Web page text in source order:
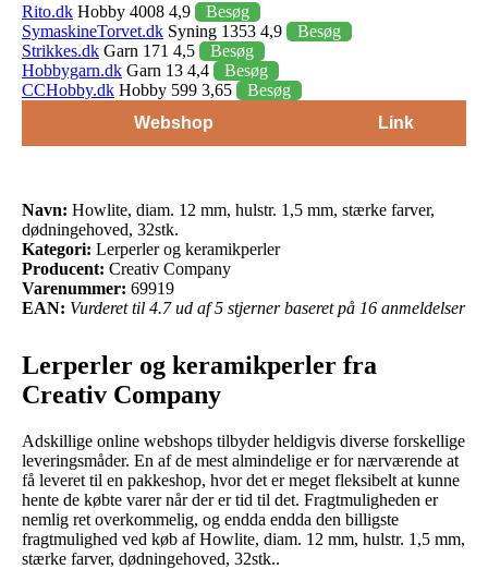
Rito.dk Hobby 4008 4,9
Besøg
SymaskineTorvet.dk Syning 1353 4,9
Besøg
Strikkes.dk Garn 171 4,5
Besøg
Hobbygarn.dk Garn 13 4,4
Besøg
CCHobby.dk Hobby 599 3,65
Besøg
Webshop
Link
Navn: Howlite, diam. 12 mm, hulstr. 1,5 mm, stærke farver,
dødningehoved, 32stk.
Kategori: Lerperler og keramikperler
Producent: Creativ Company
Varenummer: 69919
EAN: Vurderet til 4.7 ud af 5 stjerner baseret på 16 anmeldelser
Lerperler og keramikperler fra
Creativ Company
Adskillige online webshops tilbyder heldigvis diverse forskellige
leveringsmåder. En af de mest almindelige er for nærværende at
få leveret til en pakkeshop, hvor det er meget fleksibelt at kunne
hente de købte varer når der er tid til det. Fragtmuligheden er
nemlig ret overkommelig, og endda endda den billigste
fragtmulighed ved køb af Howlite, diam. 12 mm, hulstr. 1,5 mm,
stærke farver, dødningehoved, 32stk..